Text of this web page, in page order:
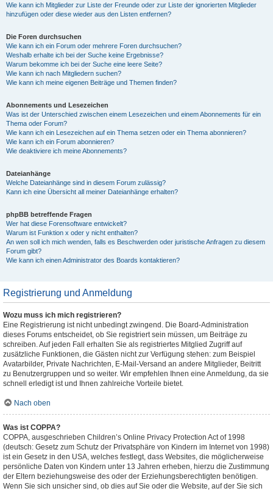
Wie kann ich Mitglieder zur Liste der Freunde oder zur Liste der ignorierten Mitglieder
hinzufügen oder diese wieder aus den Listen entfernen?
Die Foren durchsuchen
Wie kann ich ein Forum oder mehrere Foren durchsuchen?
Weshalb erhalte ich bei der Suche keine Ergebnisse?
Warum bekomme ich bei der Suche eine leere Seite?
Wie kann ich nach Mitgliedern suchen?
Wie kann ich meine eigenen Beiträge und Themen finden?
Abonnements und Lesezeichen
Was ist der Unterschied zwischen einem Lesezeichen und einem Abonnements für ein
Thema oder Forum?
Wie kann ich ein Lesezeichen auf ein Thema setzen oder ein Thema abonnieren?
Wie kann ich ein Forum abonnieren?
Wie deaktiviere ich meine Abonnements?
Dateianhänge
Welche Dateianhänge sind in diesem Forum zulässig?
Kann ich eine Übersicht all meiner Dateianhänge erhalten?
phpBB betreffende Fragen
Wer hat diese Forensoftware entwickelt?
Warum ist Funktion x oder y nicht enthalten?
An wen soll ich mich wenden, falls es Beschwerden oder juristische Anfragen zu diesem
Forum gibt?
Wie kann ich einen Administrator des Boards kontaktieren?
Registrierung und Anmeldung
Wozu muss ich mich registrieren?
Eine Registrierung ist nicht unbedingt zwingend. Die Board-Administration
dieses Forums entscheidet, ob Sie registriert sein müssen, um Beiträge zu
schreiben. Auf jeden Fall erhalten Sie als registriertes Mitglied Zugriff auf
zusätzliche Funktionen, die Gästen nicht zur Verfügung stehen: zum Beispiel
Avatarbilder, Private Nachrichten, E-Mail-Versand an andere Mitglieder, Beitritt
zu Benutzergruppen und so weiter. Wir empfehlen Ihnen eine Anmeldung, da sie
schnell erledigt ist und Ihnen zahlreiche Vorteile bietet.
Nach oben
Was ist COPPA?
COPPA, ausgeschrieben Children’s Online Privacy Protection Act of 1998
(deutsch: Gesetz zum Schutz der Privatsphäre von Kindern im Internet von 1998)
ist ein Gesetz in den USA, welches festlegt, dass Websites, die möglicherweise
persönliche Daten von Kindern unter 13 Jahren erheben, hierzu die Zustimmung
der Eltern beziehungsweise des oder der Erziehungsberechtigten benötigen.
Wenn Sie sich unsicher sind, ob dies auf Sie oder die Website, auf der Sie sich